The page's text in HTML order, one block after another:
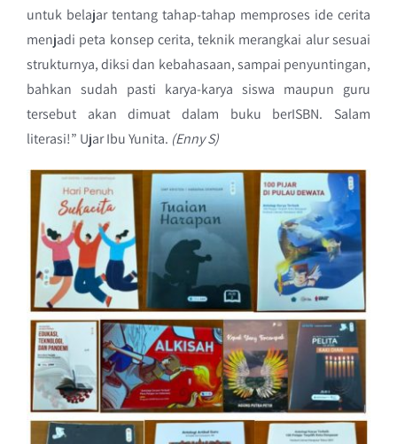
untuk belajar tentang tahap-tahap memproses ide cerita
menjadi peta konsep cerita, teknik merangkai alur sesuai
strukturnya, diksi dan kebahasaan, sampai penyuntingan,
bahkan sudah pasti karya-karya siswa maupun guru
tersebut akan dimuat dalam buku berISBN. Salam
literasi!” Ujar Ibu Yunita. (Enny S)